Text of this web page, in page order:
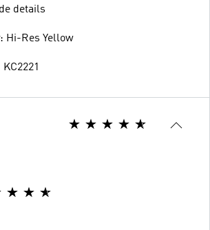
details
Hi-Res Yellow